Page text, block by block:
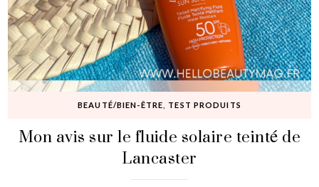
BEAUTÉ/BIEN-ÊTRE TEST PRODUITS
Mon avis sur le fluide solaire teinté de
Lancaster